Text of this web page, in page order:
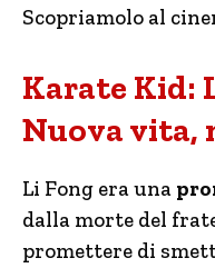
Scopriamolo al
Karate Kid:
Nuova vita,
Li Fong era una
dalla morte del
promettere di